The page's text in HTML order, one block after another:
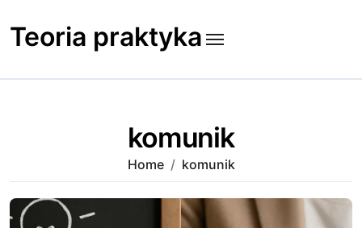
to
content
Teoria praktyka
komunik
Home komunik